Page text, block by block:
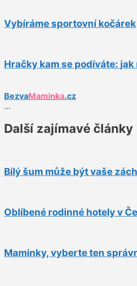
Vybíráme sportovní kočárek
Hračky kam se podíváte:
BezvaMaminka.cz
…
Další zajímavé články
Bílý šum může být vaše
Oblíbené rodinné hotely v
Maminky, vyberte ten